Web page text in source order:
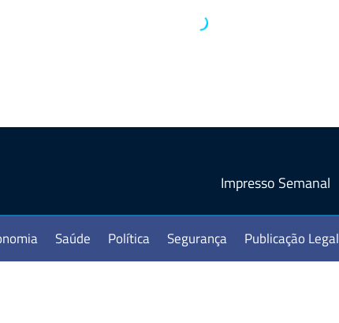
Impresso Semanal
Saúde Política Segurança Publicação Legal